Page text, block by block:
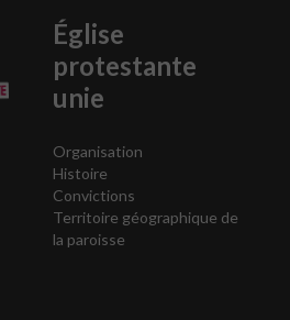
Église
protestante
unie
Organisation
Histoire
Convictions
Territoire géographique de
la paroisse